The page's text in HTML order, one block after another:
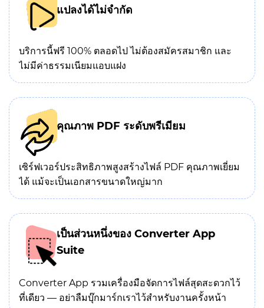
แปลงได้ไม่จำกัด
บริการนี้ฟรี 100% ตลอดไป ไม่ต้องสมัครสมาชิก และ
ไม่มีค่าธรรมเนียมแอบแฝง
คุณภาพ PDF ระดับพรีเมียม
เซิร์ฟเวอร์ประสิทธิภาพสูงสร้างไฟล์ PDF คุณภาพเยี่ยม
ได้ แม้จะเป็นเอกสารขนาดใหญ่มาก
เป็นส่วนหนึ่งของ Converter App
Suite
Converter App รวมเครื่องมือจัดการไฟล์สุดสะดวกไว้
ที่เดียว — อย่าลืมบุ๊กมาร์กเราไว้สำหรับงานครั้งหน้า